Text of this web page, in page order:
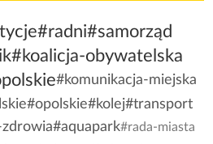
#radni#samorząd
#koalicja-obywatelska
#komunikacja-miejska
#opolskie#kolej#transport
#aquapark#rada-miasta